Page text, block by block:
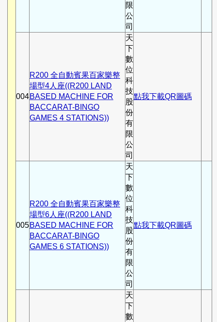
限
公
司
004
R200 全自動賓果百家樂整
場型4人座((R200 LAND
BASED MACHINE FOR
BACCARAT-BINGO
GAMES 4 STATIONS))
天
下
數
位
科
技
股
份
有
限
公
司
點我下載QR圖碼
005
R200 全自動賓果百家樂整
場型6人座((R200 LAND
BASED MACHINE FOR
BACCARAT-BINGO
GAMES 6 STATIONS))
天
下
數
位
科
技
股
份
有
限
公
司
點我下載QR圖碼
天
下
數